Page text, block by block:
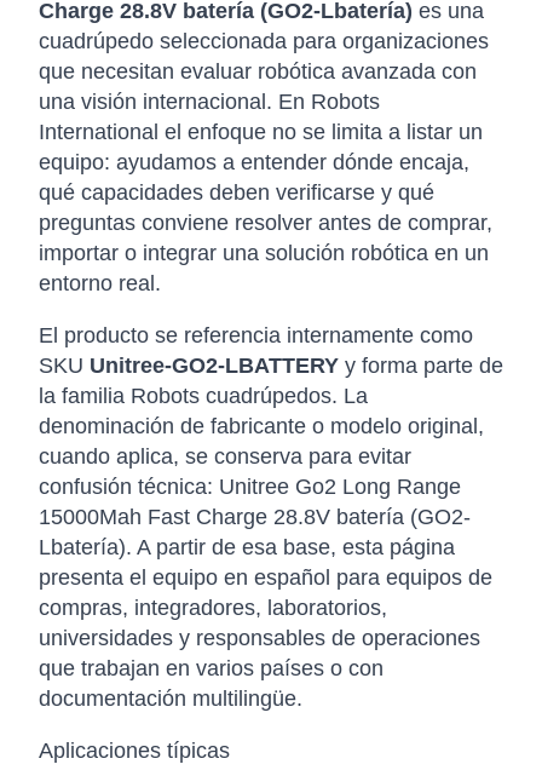
Charge 28.8V batería (GO2-Lbatería) es una
cuadrúpedo seleccionada para organizaciones
que necesitan evaluar robótica avanzada con
una visión internacional. En Robots
International el enfoque no se limita a listar un
equipo: ayudamos a entender dónde encaja,
qué capacidades deben verificarse y qué
preguntas conviene resolver antes de comprar,
importar o integrar una solución robótica en un
entorno real.
El producto se referencia internamente como
SKU Unitree-GO2-LBATTERY y forma parte de
la familia Robots cuadrúpedos. La
denominación de fabricante o modelo original,
cuando aplica, se conserva para evitar
confusión técnica: Unitree Go2 Long Range
15000Mah Fast Charge 28.8V batería (GO2-
Lbatería). A partir de esa base, esta página
presenta el equipo en español para equipos de
compras, integradores, laboratorios,
universidades y responsables de operaciones
que trabajan en varios países o con
documentación multilingüe.
Aplicaciones típicas